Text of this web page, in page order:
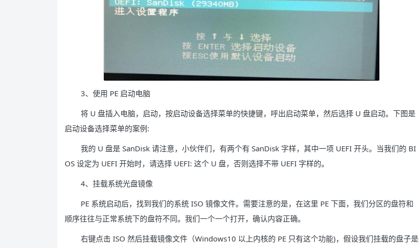
3、使用 PE 启动电脑
将 U 盘插入电脑，启动，按启动设备选择菜单的快捷键，呼出启动菜单，然后选择 U 盘启动。下图是
启动设备选择菜单的案例:
我的 U 盘是 SanDisk 请注意，小伙伴们，有两个有 SanDisk 字样，其中一项 UEFI 开头。当我们的 BI
OS 设定为 UEFI 开始时，请选择 UEFI: 这个 U 盘，否则选择不带 UEFI 字样的。
4、挂载系统光盘镜像
PE 系统启动后，找到我们的系统 ISO 镜像文件。需要注意的是，在这里 PE 下面，我们分区的盘符和
顺序往往与正常系统下的盘符不同。我们一个一个打开，确认内容正确。
右键点击 ISO 然后挂载镜像文件（Windows10 以上内核的 PE 只有这个功能)，假设我们挂载的盘子是